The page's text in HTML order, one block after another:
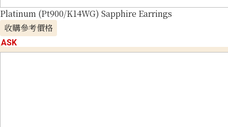
Platinum (Pt900/K14WG) Sapphire Earrings
收購參考價格
ASK